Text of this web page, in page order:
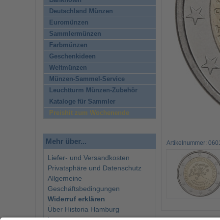
Artikelnummer:
Deutschland Münzen
Euromünzen
Sammlermünzen
Farbmünzen
Geschenkideen
Weltmünzen
Münzen-Sammel-Service
Leuchtturm Münzen-Zubehör
Kataloge für Sammler
Preishit zum Wochenende
Mehr über...
Liefer- und Versandkosten
Privatsphäre und Datenschutz
Allgemeine
Geschäftsbedingungen
Widerruf erklären
Über Historia Hamburg